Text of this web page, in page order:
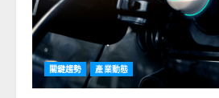
關鍵趨勢 產業動態